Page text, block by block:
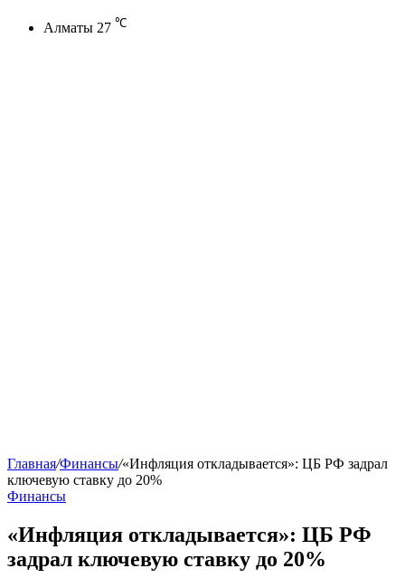
Алматы 27 ℃
Главная/Финансы/«Инфляция откладывается»: ЦБ РФ задрал
ключевую ставку до 20%
Финансы
«Инфляция откладывается»: ЦБ РФ
задрал ключевую ставку до 20%